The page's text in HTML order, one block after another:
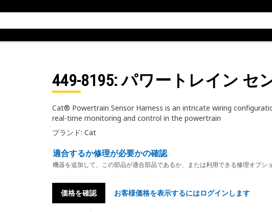
449-8195: パワートレイン セ
Cat® Powertrain Sensor Harness is an intricate wiring
real-time monitoring and control in the powertrain
ブランド: Cat
適合するか修理が必要かの確認
機器を追加して、この部品が適合部品であるか、または利用できる修理オプシ
価格を確認 お客様価格を表示するにはログインします